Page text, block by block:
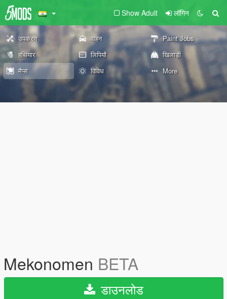
Show Adult लॉगिन
उपकरण वाहन
Paint Jobs
हथियार
लिपियों
खिलाड़ी
मैप्स
विविध More
Mekonomen BETA
डाउनलोड